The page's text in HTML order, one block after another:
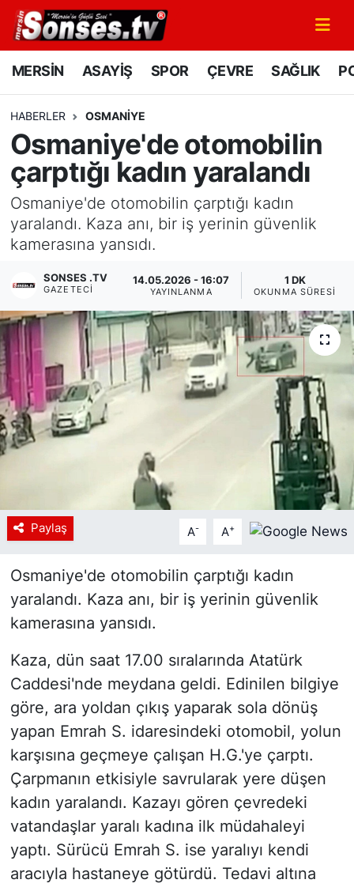
MERSİN ASAYİŞ SPOR ÇEVRE SAĞLIK
HABERLER OSMANIYE
Osmaniye'de otomobilin
çarptığı kadın yaralandı
Osmaniye'de otomobilin çarptığı kadın
yaralandı. Kaza anı, bir iş yerinin güvenlik
kamerasına yansıdı.
SONSES .TV
GAZETECI
14.05.2026 - 16:07
YAYINLANMA
1 DK
OKUNMA SÜRESI
Paylaş A- A+
Osmaniye'de otomobilin çarptığı kadın
yaralandı. Kaza anı, bir iş yerinin güvenlik
kamerasına yansıdı.
Kaza, dün saat 17.00 sıralarında Atatürk
Caddesi'nde meydana geldi. Edinilen bilgiye
göre, ara yoldan çıkış yaparak sola dönüş
yapan Emrah S. idaresindeki otomobil, yolun
karşısına geçmeye çalışan H.G.'ye çarptı.
Çarpmanın etkisiyle savrularak yere düşen
kadın yaralandı. Kazayı gören çevredeki
vatandaşlar yaralı kadına ilk müdahaleyi
yaptı. Sürücü Emrah S. ise yaralıyı kendi
aracıyla hastaneye götürdü. Tedavi altına
MERSİN
SPOR
GÜNÜN MANŞETİ
DÜNYA
SAĞLIK
Siyaset
YEREL HABER
Haberde insan
Mersin Nöbetçi Eczaneler
Mersin Namaz Vakitleri
Mersin Trafik Yoğunluk Haritası
Süper Lig Puan Durumu ve Fikstür
Haber Arşivi